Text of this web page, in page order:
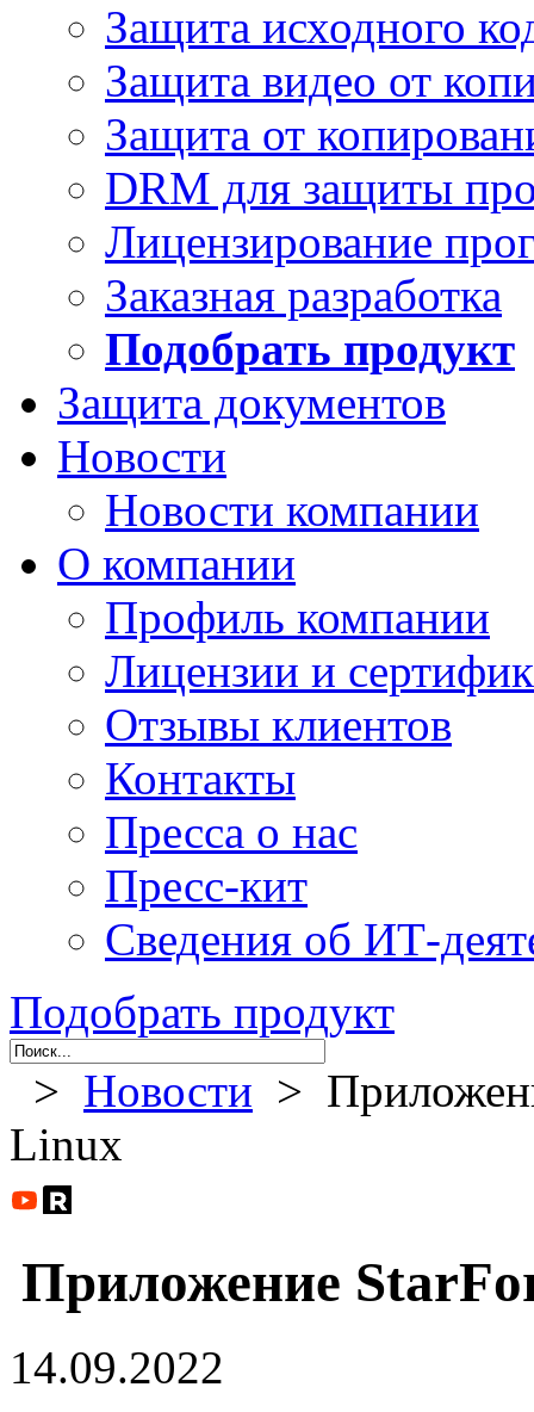
Защита исходного
Защита видео от
Защита от
DRM для защиты
Лицензирование
Заказная разработка
Подобрать продукт
Защита документов
Новости
Новости компании
О компании
Профиль компании
Лицензии и
Отзывы клиентов
Контакты
Пресса о нас
Пресс-кит
Сведения об ИТ-
Подобрать продукт
> Новости >
Linux
Приложение
14.09.2022